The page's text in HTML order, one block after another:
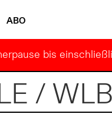
ABO
bis
/ WLB